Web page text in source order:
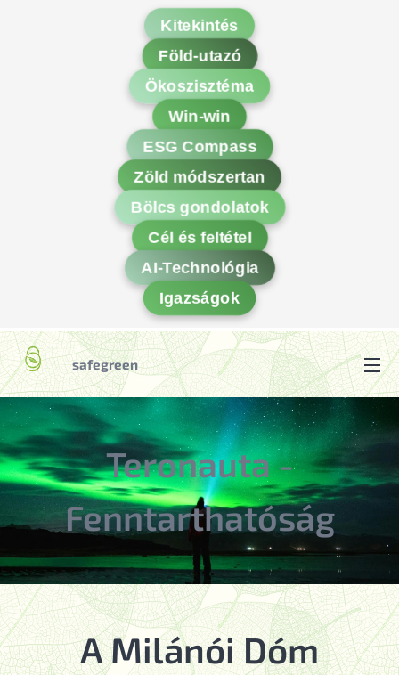
Kitekintés
Föld-utazó
Ökoszisztéma
Win-win
ESG Compass
Zöld módszertan
Bölcs gondolatok
Cél és feltétel
AI-Technológia
Igazságok
safegreen
Teronauta -
Fenntarthatóság
A Milánói Dóm